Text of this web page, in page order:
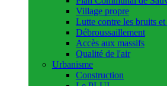
Village propre
Lutte contre les bruits et
Débroussaillement
Accès aux massifs
Qualité de l'air
Urbanisme
Construction